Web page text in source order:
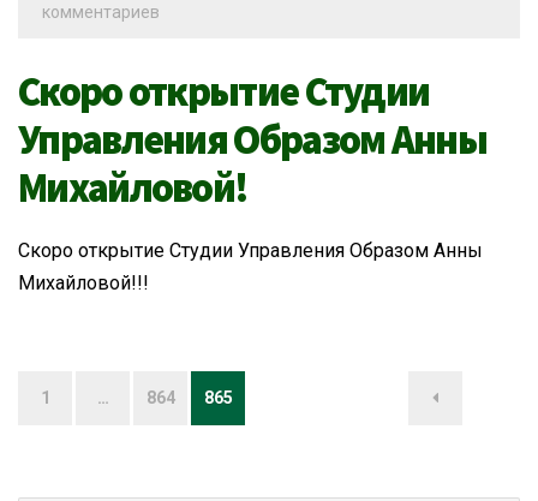
комментариев
Скоро открытие Студии
Управления Образом Анны
Михайловой!
Скоро открытие Студии Управления Образом Анны
Михайловой!!!
Навигация
1 … 864 865